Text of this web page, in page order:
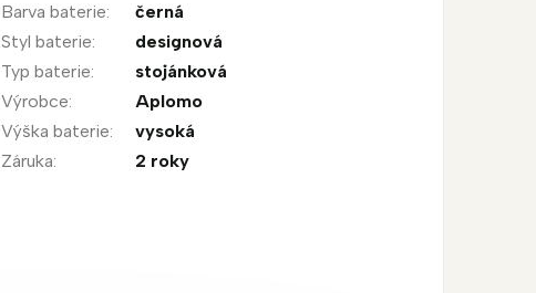
Barva baterie:
černá
Styl baterie:
designová
Typ baterie:
stojánková
Výrobce:
Aplomo
Výška baterie:
vysoká
Záruka: 2 roky